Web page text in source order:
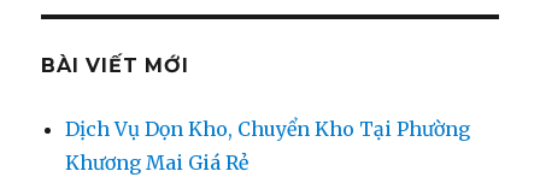
BÀI VIẾT MỚI
Dịch Vụ Dọn Kho, Chuyển Kho Tại Phường
Khương Mai Giá Rẻ